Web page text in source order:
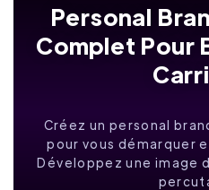
Personal
Complet Pour
Créez un personal
pour vous démarquer
Développez une image